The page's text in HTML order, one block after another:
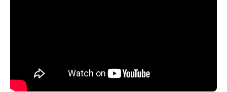
Caetano Roque
Caetano Roque
Caetano Roque
Caetano Roque